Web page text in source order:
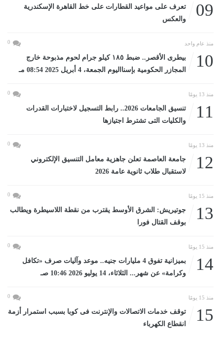
09
تعرف على مواعيد القطارات على خط القاهرة الإسكندرية
والعكس
منذ عام واحد 0
10
بيطرى الأقصر.. ضبط ١٨٥ كيلو جرام لحوم مذبوحة خارج
المجازر الحكومية بإسنااليوم الجمعة، 4 أبريل 2025 08:54 مـ
منذ 13 يومًا 0
11
تنسيق الجامعات 2026.. رابط التسجيل لاختبارات القدرات
والكليات التى تشترط اجتيازها
منذ 13 يومًا 0
12
جامعة العاصمة تعلن جاهزية معامل التنسيق الإلكتروني
لاستقبال طلاب ثانوية عامة 2026
منذ 15 يومًا 0
13
جوتيريش: الشرق الأوسط يقترب من نقطة اللاسيطرة ويطالب
بوقف القتال فورا
منذ 15 يومًا 0
14
بميزانية تفوق 4 مليارات جنيه.. موعد وآليات صرف «تكافل
وكرامة» عن شهر... الثلاثاء، 14 يوليو 2026 10:46 صـ
منذ 15 يومًا 0
15
توقف خدمات الاتصالات والإنترنت فى كوبا بسبب استمرار أزمة
انقطاع الكهرباء